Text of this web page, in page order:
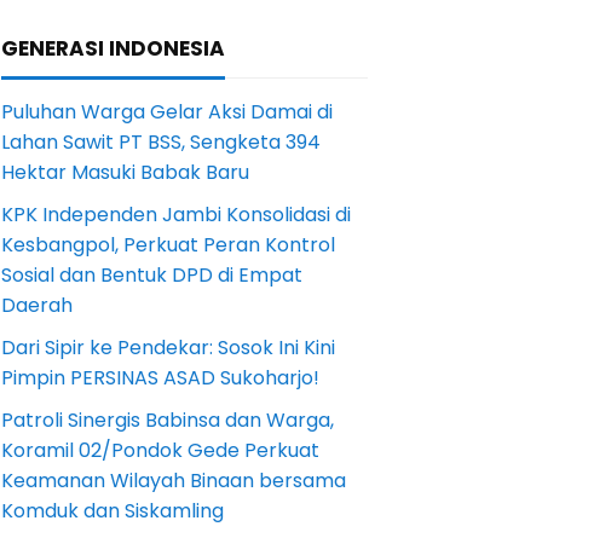
GENERASI INDONESIA
Puluhan Warga Gelar Aksi Damai di
Lahan Sawit PT BSS, Sengketa 394
Hektar Masuki Babak Baru
KPK Independen Jambi Konsolidasi di
Kesbangpol, Perkuat Peran Kontrol
Sosial dan Bentuk DPD di Empat
Daerah
Dari Sipir ke Pendekar: Sosok Ini Kini
Pimpin PERSINAS ASAD Sukoharjo!
Patroli Sinergis Babinsa dan Warga,
Koramil 02/Pondok Gede Perkuat
Keamanan Wilayah Binaan bersama
Komduk dan Siskamling